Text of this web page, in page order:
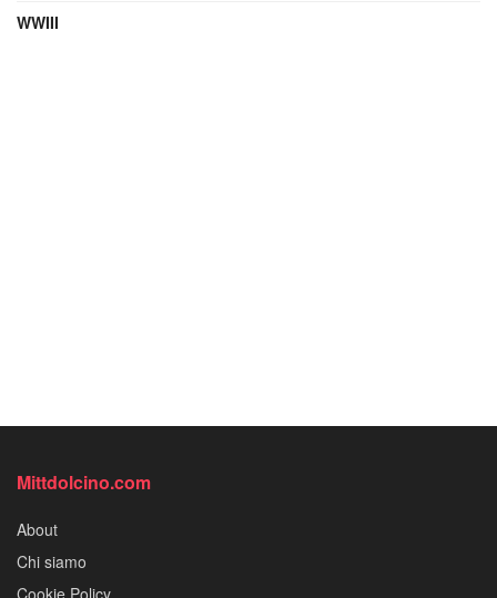
WWIII
Mittdolcino.com
About
Chi siamo
Cookie Policy